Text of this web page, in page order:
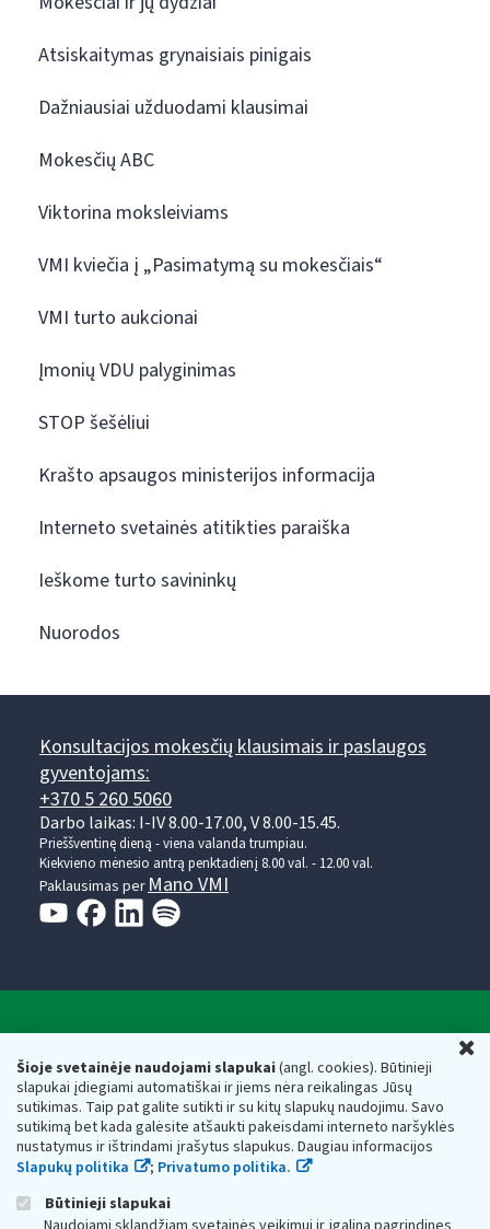
Šioje svetainėje naudojami slapukai(angl. cookies). Būtinieji
slapukai įdiegiami automatiškai ir jiems nėra reikalingas Jūsų
sutikimas. Taip pat galite sutikti ir su kitų slapukų naudojimu. Savo
sutikimą bet kada galėsite atšaukti pakeisdami interneto naršyklės
nustatymus ir ištrindami įrašytus slapukus. Daugiau informacijos
Slapukų politika
; Privatumo politika.
Būtinieji slapukai
Atsiskaitymas grynaisiais pinigais
Dažniausiai užduodami klausimai
Mokesčių ABC
Viktorina moksleiviams
VMI kviečia į „Pasimatymą su mokesčiais“
VMI turto aukcionai
Įmonių VDU palyginimas
STOP šešėliui
Krašto apsaugos ministerijos informacija
Interneto svetainės atitikties paraiška
Ieškome turto savininkų
Nuorodos
Konsultacijos mokesčių klausimais ir paslaugos
gyventojams:
+370 5 260 5060
Darbo laikas: I-IV 8.00-17.00, V 8.00-15.45.
Prieššventinę dieną - viena valanda trumpiau.
Kiekvieno mėnesio antrą penktadienį 8.00 val. - 12.00 val.
Paklausimas perMano VMI
Valstybinė mokesčių inspekcija prie Lietuvos
Respublikos finansų ministerijos
Biudžetinė įstaiga. Juridinio asmens kodas — 188659752,
adresas: Vasario 16-osios g. 14, 01107 Vilnius, Lietuva, el.paštas:
vmi@vmi.lt , E. pristatymo dėžutės adresas 188659752
Duomenys apie Valstybinę mokesčių inspekciją prie Lietuvos
Respublikos finansų ministerijos kaupiami ir saugomi Juridinių